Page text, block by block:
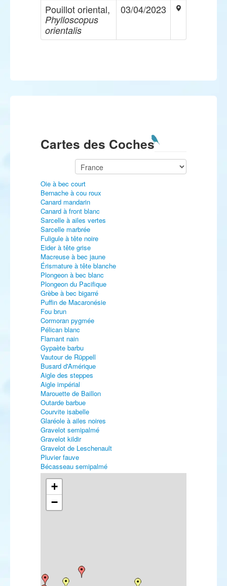
Pouillot oriental,
Phylloscopus
orientalis
03/04/2023
Cartes des Coches
Oie à bec court
Bernache à cou roux
Canard mandarin
Canard à front blanc
Sarcelle à ailes vertes
Sarcelle marbrée
Fuligule à tête noire
Eider à tête grise
Macreuse à bec jaune
Érismature à tête blanche
Plongeon à bec blanc
Plongeon du Pacifique
Grèbe à bec bigarré
Puffin de Macaronésie
Fou brun
Cormoran pygmée
Pélican blanc
Flamant nain
Gypaète barbu
Vautour de Rüppell
Busard d'Amérique
Aigle des steppes
Aigle impérial
Marouette de Baillon
Outarde barbue
Courvite isabelle
Glaréole à ailes noires
Gravelot semipalmé
Gravelot kildir
Gravelot de Leschenault
Pluvier fauve
Bécasseau semipalmé
Bécasseau minuscule
Bécasseau de Bonaparte
Bécasseau de Baird
Bécasseau à échasses
Bécassine double
Mouette de Franklin
Mouette de Bonaparte
+
−